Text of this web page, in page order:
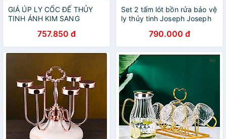
GIÁ ÚP LY CỐC ĐẾ THỦY
TINH ÁNH KIM SANG
757.850 đ
Set 2 tấm lót bồn rửa bảo vệ
ly thủy tinh Joseph Joseph
790.000 đ